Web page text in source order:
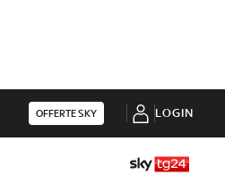
OFFERTE SKY LOGIN